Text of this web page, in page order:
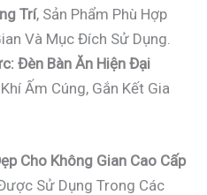
Trí, Sản Phẩm Phù Hợp
Và Mục Đích Sử Dụng.
Đèn Bàn Ăn Hiện Đại
Ấm Cúng, Gắn Kết Gia
Cho Không Gian Cao Cấp
Sử Dụng Trong Các